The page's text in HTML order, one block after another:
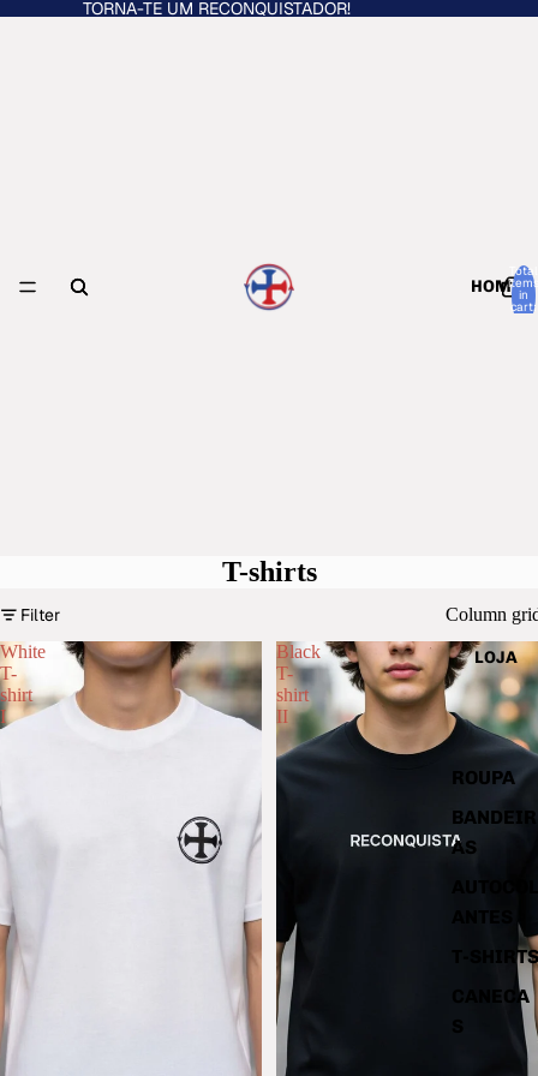
TORNA-TE UM RECONQUISTADOR!
HOME
LOJA
ROUPA
BANDEIR
AS
AUTOCOL
ANTES
T-SHIRTS
CANECA
S
Total
items
in
cart:
0
T-shirts
Filter
Column
White
T-
shirt
I
Black
T-
shirt
II